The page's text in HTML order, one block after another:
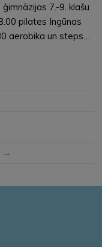
7.-9. klašu
pilates Ingūnas
aerobika un steps…
→